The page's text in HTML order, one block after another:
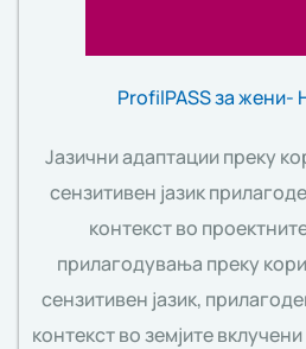
ProfilPASS за жени-
Јазични адаптации преку
сензитивен јазик
контекст во
прилагодувања преку
сензитивен јазик,
контекст во земјите